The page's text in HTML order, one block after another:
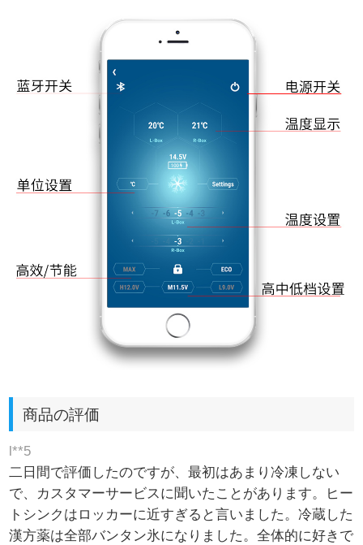
商品の評価
l**5
二日間で評価したのですが、最初はあまり冷凍しない
で、カスタマーサービスに聞いたことがあります。ヒー
トシンクはロッカーに近すぎると言いました。冷蔵した
漢方薬は全部バンタン氷になりました。全体的に好きで